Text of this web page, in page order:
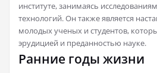
институте, занимаясь
технологий. Он также является
молодых ученых и студентов,
эрудицией и преданностью науке.
Ранние годы жизни